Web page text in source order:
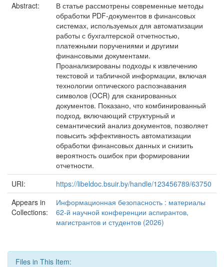
Abstract:
В статье рассмотрены современные методы
обработки PDF-документов в финансовых
системах, используемых для автоматизации
работы с бухгалтерской отчетностью,
платежными поручениями и другими
финансовыми документами.
Проанализированы подходы к извлечению
текстовой и табличной информации, включая
технологии оптического распознавания
символов (OCR) для сканированных
документов. Показано, что комбинированный
подход, включающий структурный и
семантический анализ документов, позволяет
повысить эффективность автоматизации
обработки финансовых данных и снизить
вероятность ошибок при формировании
отчетности.
URI:
https://libeldoc.bsuir.by/handle/123456789/63750
Appears in
Collections:
Информационная безопасность : материалы
62-й научной конференции аспирантов,
магистрантов и студентов (2026)
Files in This Item: